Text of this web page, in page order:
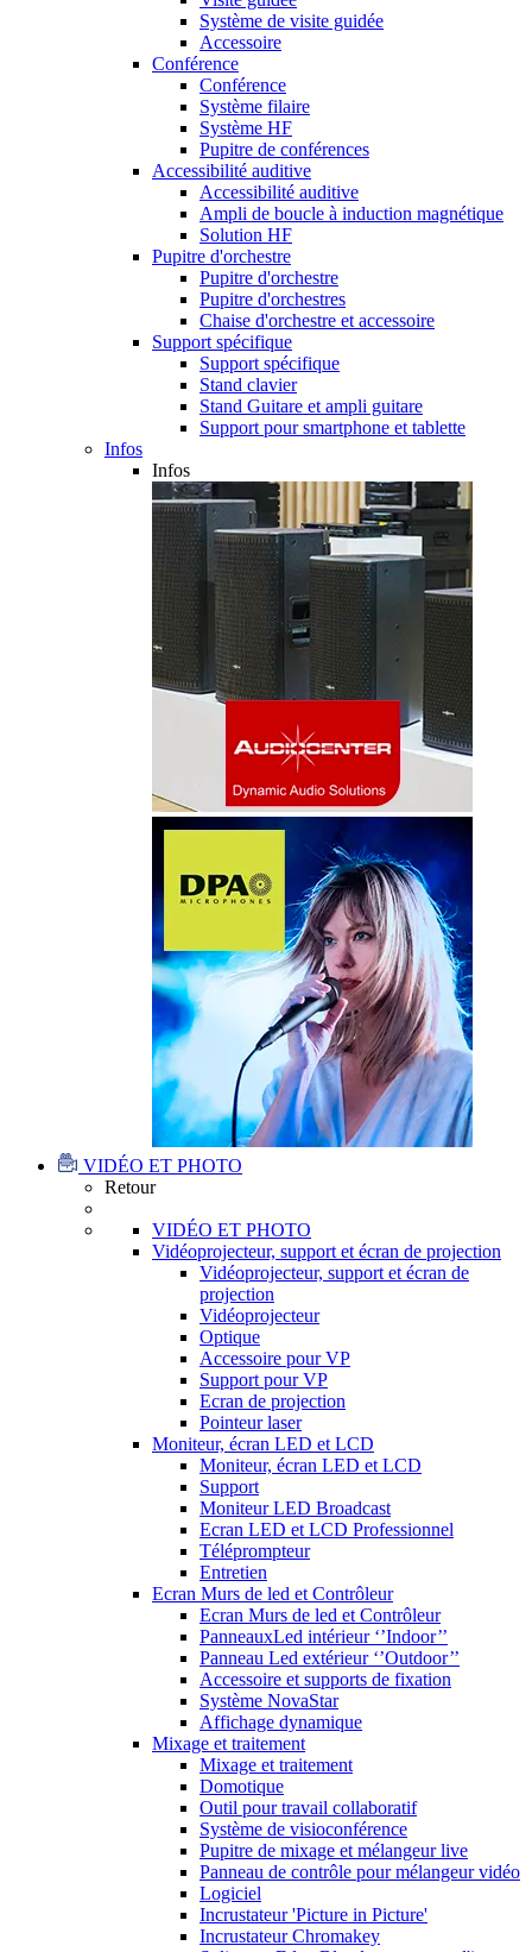
Système de visite guidée
Accessoire
Conférence
Conférence
Système filaire
Système HF
Pupitre de conférences
Accessibilité auditive
Accessibilité auditive
Ampli de boucle à induction magnétique
Solution HF
Pupitre d'orchestre
Pupitre d'orchestre
Pupitre d'orchestres
Chaise d'orchestre et accessoire
Support spécifique
Support spécifique
Stand clavier
Stand Guitare et ampli guitare
Support pour smartphone et tablette
Infos
Infos
VIDÉO ET PHOTO
Retour
VIDÉO ET PHOTO
Vidéoprojecteur, support et écran de projection
Vidéoprojecteur, support et écran de
projection
Vidéoprojecteur
Optique
Accessoire pour VP
Support pour VP
Ecran de projection
Pointeur laser
Moniteur, écran LED et LCD
Moniteur, écran LED et LCD
Support
Moniteur LED Broadcast
Ecran LED et LCD Professionnel
Téléprompteur
Entretien
Ecran Murs de led et Contrôleur
Ecran Murs de led et Contrôleur
PanneauxLed intérieur ‘’Indoor’’
Panneau Led extérieur ‘’Outdoor’’
Accessoire et supports de fixation
Système NovaStar
Affichage dynamique
Mixage et traitement
Mixage et traitement
Domotique
Outil pour travail collaboratif
Système de visioconférence
Pupitre de mixage et mélangeur live
Panneau de contrôle pour mélangeur vidéo
Logiciel
Incrustateur 'Picture in Picture'
Incrustateur Chromakey